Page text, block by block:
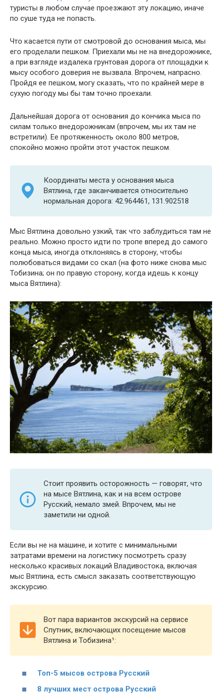
туристы в любом случае проезжают эту локацию, иначе
по суше туда не попасть.
Что касается пути от смотровой до основания мыса, мы
его проделали пешком. Приехали мы не на внедорожнике,
а при взгляде издалека грунтовая дорога от площадки к
мысу особого доверия не вызвала. Впрочем, напрасно.
Пройдя ее пешком, могу сказать, что по крайней мере в
сухую погоду мы бы там точно проехали.
Дальнейшая дорога от основания до кончика мыса по
силам только внедорожникам (впрочем, мы их там не
встретили). Ее протяженность около 800 метров,
спокойно можно пройти этот участок пешком.
Координаты места у основания мыса
Вятлина, где заканчивается относительно
нормальная дорога: 42.964461, 131.902518
Мыс Вятлина довольно узкий, так что заблудиться там не
реально. Можно просто идти по тропе вперед до самого
конца мыса, иногда отклоняясь в сторону, чтобы
полюбоваться видами со скал (на фото ниже снова мыс
Тобизина; он по правую сторону, когда идешь к концу
мыса Вятлина):
Стоит проявить осторожность — говорят, что
на мысе Вятлина, как и на всем острове
Русский, немало змей. Впрочем, мы не
заметили ни одной.
Если вы не на машине, и хотите с минимальными
затратами времени на логистику посмотреть сразу
несколько красивых локаций Владивостока, включая
мыс Вятлина, есть смысл заказать соответствующую
экскурсию.
Вот пара вариантов экскурсий на сервисе
Спутник, включающих посещение мысов
Вятлина и Тобизина¹:
Топ-5 мысов острова Русский
8 лучших мест острова Русский